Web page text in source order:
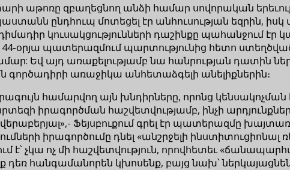
աթոռը զբաղեցնող անձի համար սովորական
ընդհուպ մոտեցել էր անհուսության եզրին,
կուսակցությունների դաշինքը պահանջում էր
պատերազմում պարտությունից հետո
Եվ այդ առաքելությամբ նա հանրության դատին
գործադիրի առաջիկա անհետաձգելի անելիքներին։
համարվող այն խնդիրները, որոնց
իրագործման հաշվետվությամբ, ինչի
Ֆեյսբուքում գրել էր պատերազմը
իրագործումը դնել «անշրջելի ինստիտուցիոնալ
չկա ոչ մի հաշվետվություն, որովհետեւ
հանգամանորեն կխոսենք, բայց նախ՝